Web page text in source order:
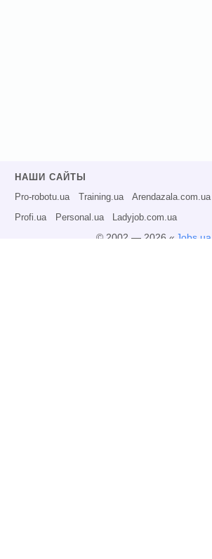
НАШИ САЙТЫ
Pro-robotu.ua Training.ua Arendazala.com.ua
Profi.ua Personal.ua Ladyjob.com.ua
© 2002 — 2026 « Jobs.ua